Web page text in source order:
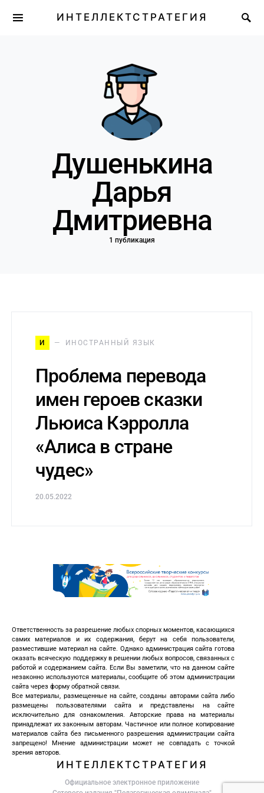
ИНТЕЛЛЕКТСТРАТЕГИЯ
Душенькина
Дарья
Дмитриевна
1 публикация
И ИНОСТРАННЫЙ ЯЗЫК
Проблема перевода
имен героев сказки
Льюиса Кэрролла
«Алиса в стране
чудес»
20.05.2022
ИНТЕЛЛЕКТСТРАТЕГИЯ
Официальное электронное приложение
Ответственность за разрешение любых спорных моментов, касающихся
самих материалов и их содержания, берут на себя пользователи,
разместившие материал на сайте. Однако администрация сайта готова
оказать всяческую поддержку в решении любых вопросов, связанных с
работой и содержанием сайта. Если Вы заметили, что на данном сайте
незаконно используются материалы, сообщите об этом администрации
сайта через форму обратной связи.
Все материалы, размещенные на сайте, созданы авторами сайта либо
размещены пользователями сайта и представлены на сайте
исключительно для ознакомления. Авторские права на материалы
принадлежат их законным авторам. Частичное или полное копирование
материалов сайта без письменного разрешения администрации сайта
запрещено! Мнение администрации может не совпадать с точкой
зрения авторов.